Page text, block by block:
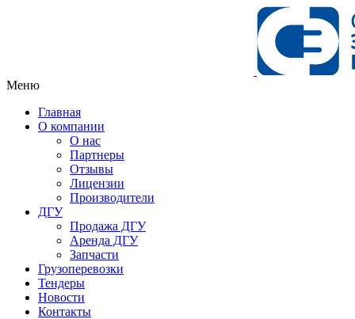
Меню
Главная
О компании
О нас
Партнеры
Отзывы
Лицензии
Производители
ДГУ
Продажа ДГУ
Аренда ДГУ
Запчасти
Грузоперевозки
Тендеры
Новости
Контакты